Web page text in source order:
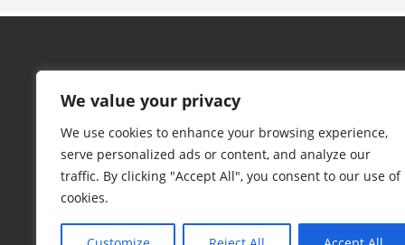
We value your privacy
We use cookies to enhance your browsing experience,
serve personalized ads or content, and analyze our
traffic. By clicking "Accept All", you consent to our use of
cookies.